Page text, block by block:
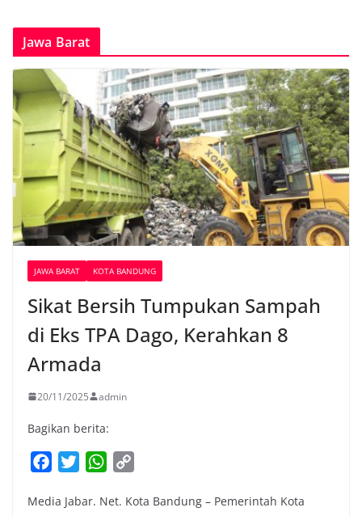
Jawa Barat
JAWA BARAT KOTA BANDUNG
Sikat Bersih Tumpukan Sampah
di Eks TPA Dago, Kerahkan 8
Armada
20/11/2025 admin
Bagikan berita:
c
i
W
a
p
Media Jabar. Net. Kota Bandung – Pemerintah Kota